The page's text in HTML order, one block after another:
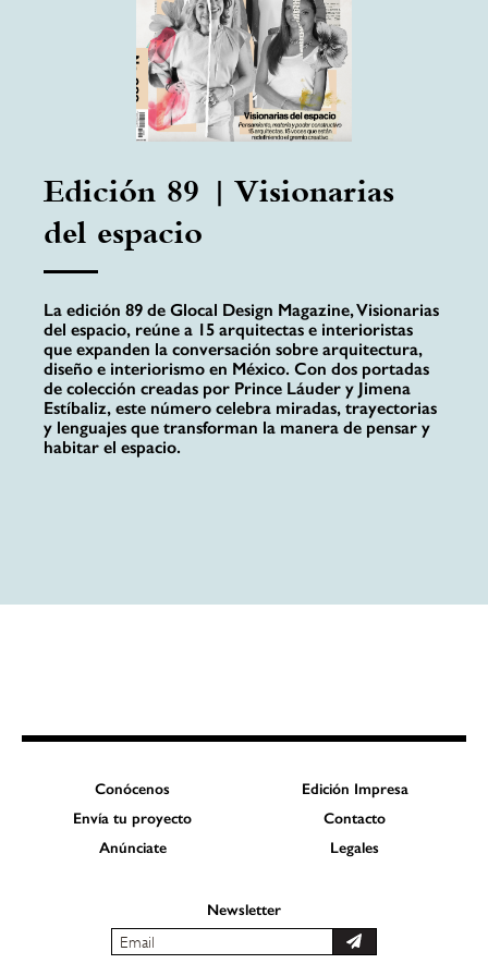
Edición 89 | Visionarias
del espacio
La edición 89 de Glocal Design Magazine, Visionarias
del espacio, reúne a 15 arquitectas e interioristas
que expanden la conversación sobre arquitectura,
diseño e interiorismo en México. Con dos portadas
de colección creadas por Prince Láuder y Jimena
Estíbaliz, este número celebra miradas, trayectorias
y lenguajes que transforman la manera de pensar y
habitar el espacio.
Conócenos
Edición Impresa
Envía tu proyecto
Contacto
Anúnciate
Legales
Newsletter